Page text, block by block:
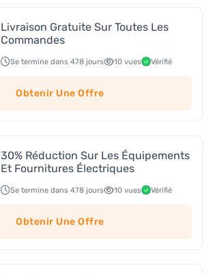
Livraison Gratuite Sur Toutes Les
Commandes
Se termine dans 478 jours 10 vues Vérifié
Obtenir Une Offre
30% Réduction Sur Les Équipements
Et Fournitures Électriques
Se termine dans 478 jours 10 vues Vérifié
Obtenir Une Offre